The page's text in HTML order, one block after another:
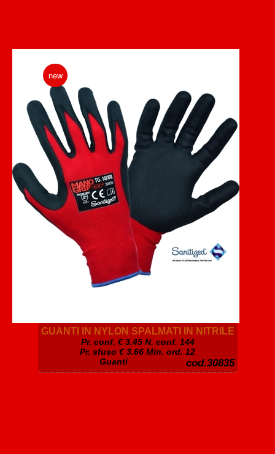
new
GUANTI IN NYLON SPALMATI IN NITRILE
Pr. conf. €3.45N. conf. 144
Pr. sfuso € 3.66 Min. ord. 12
Guanti
cod.30835